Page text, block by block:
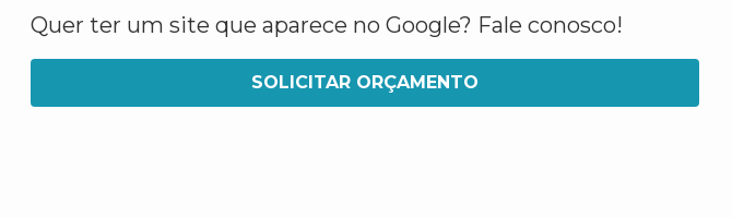
Quer ter um site que aparece no Google? Fale conosco!
SOLICITAR ORÇAMENTO